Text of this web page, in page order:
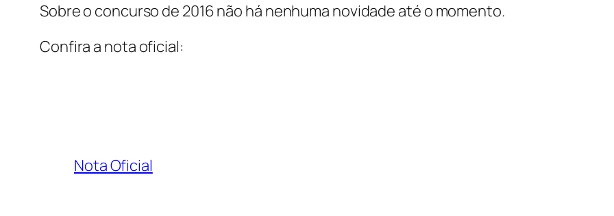
Sobre o concurso de 2016 não há nenhuma novidade até o momento.
Confira a nota oficial:
Nota Oficial